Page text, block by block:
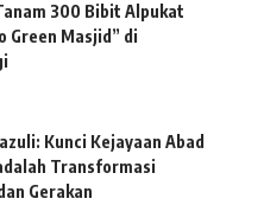
300 Bibit Alpukat
Green Masjid” di
Kunci Kejayaan Abad
Transformasi
Gerakan